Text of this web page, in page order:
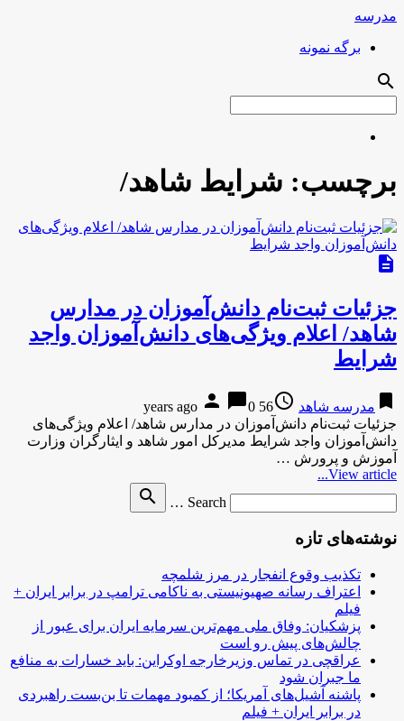
مدرسه
برگه نمونه
search
برچسب: شرایط شاهد/
description
جزئیات ثبت‌نام دانش‌آموزان در مدارس
شاهد/ اعلام ویژگی‌های دانش‌آموزان واجد
شرایط
bookmark مدرسه شاهد access_time
56 years ago
person chat_bubble0
جزئیات ثبت‌نام دانش‌آموزان در مدارس شاهد/ اعلام ویژگی‌های
دانش‌آموزان واجد شرایط مدیرکل امور شاهد و ایثارگران وزارت
آموزش و پرورش …
View article...
Search …
search
نوشته‌های تازه
تکذیب وقوع انفجار در مرز شلمچه
اعتراف رسانه صهیونیستی به ناکامی ترامپ در برابر ایران +
فیلم
پزشکیان: وفاق ملی مهم‌ترین سرمایه ایران برای عبور از
چالش‌های پیش رو است
عراقچی در تماس وزیرخارجه اوکراین: باید خسارات به منافع
ما جبران شود
پاشنه آشیل‌های آمریکا؛ از کمبود مهمات تا بن‌بست راهبردی
در برابر ایران + فیلم